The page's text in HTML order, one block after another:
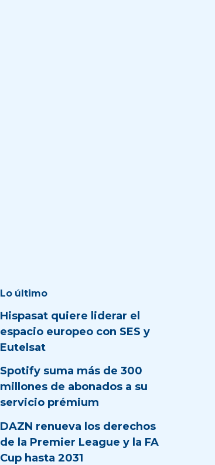
Lo último
Hispasat quiere liderar el
espacio europeo con SES y
Eutelsat
Spotify suma más de 300
millones de abonados a su
servicio prémium
DAZN renueva los derechos
de la Premier League y la FA
Cup hasta 2031